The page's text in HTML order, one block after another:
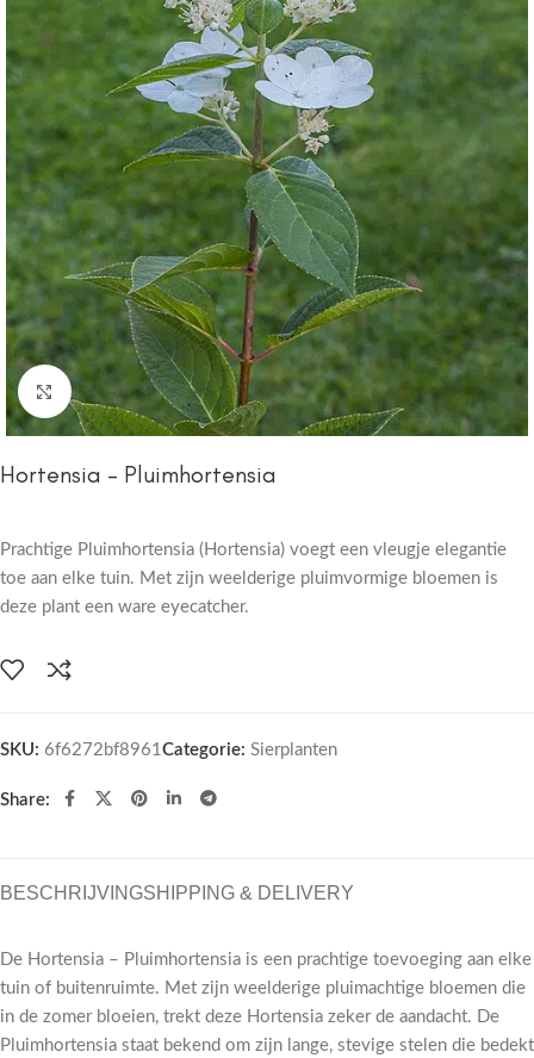
Click to enlarge
Hortensia – Pluimhortensia
Prachtige Pluimhortensia (Hortensia) voegt een vleugje elegantie
toe aan elke tuin. Met zijn weelderige pluimvormige bloemen is
deze plant een ware eyecatcher.
SKU: 6f6272bf8961Categorie: Sierplanten
Share:
BESCHRIJVINGSHIPPING & DELIVERY
De Hortensia – Pluimhortensia is een prachtige toevoeging aan elke
tuin of buitenruimte. Met zijn weelderige pluimachtige bloemen die
in de zomer bloeien, trekt deze Hortensia zeker de aandacht. De
Pluimhortensia staat bekend om zijn lange, stevige stelen die bedekt